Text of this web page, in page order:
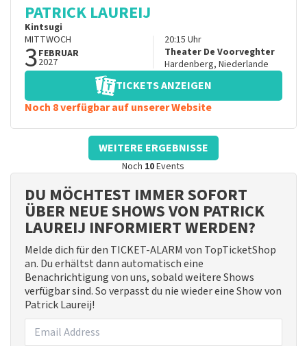
PATRICK LAUREIJ
Kintsugi
MITTWOCH
3FEBRUAR
2027
20:15 Uhr
Theater De Voorveghter
Hardenberg, Niederlande
TICKETS ANZEIGEN
Noch 8 verfügbar auf unserer Website
WEITERE ERGEBNISSE
Noch 10Events
DU MÖCHTEST IMMER SOFORT
ÜBER NEUE SHOWS VON PATRICK
LAUREIJ INFORMIERT WERDEN?
Melde dich für den TICKET-ALARM von TopTicketShop
an. Du erhältst dann automatisch eine
Benachrichtigung von uns, sobald weitere Shows
verfügbar sind. So verpasst du nie wieder eine Show von
Patrick Laureij!